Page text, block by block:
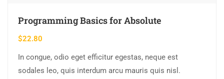
Programming Basics for Absolute
$22.80
In congue, odio eget efficitur egestas, neque est
sodales leo, quis interdum arcu mauris quis nisl.